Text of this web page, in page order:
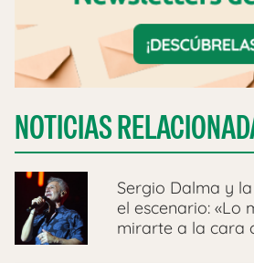
NOTICIAS
Sergio Dalma y
el escenario: «Lo
mirarte a la cara